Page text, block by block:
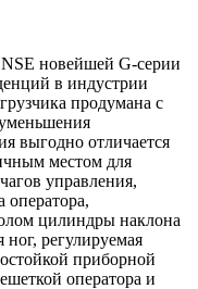
новейшей G-серии
в индустрии
продумана с
выгодно отличается
местом для
управления,
оператора,
цилиндры наклона
регулируемая
приборной
оператора и